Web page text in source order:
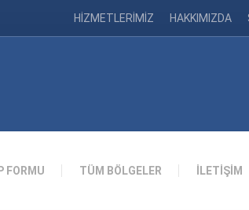
HİZMETLERİMİZ HAKKIMIZDA
FORMU TÜM BÖLGELER İLETİŞİM